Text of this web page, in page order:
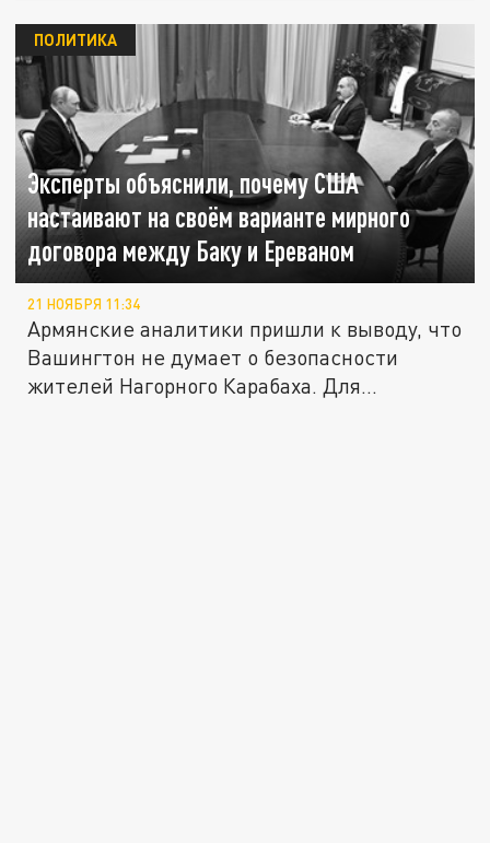
Эксперты объяснили, почему США
настаивают на своём варианте мирного
договора между Баку и Ереваном
ПОЛИТИКА
21 НОЯБРЯ 11:34
Армянские аналитики пришли к выводу, что
Вашингтон не думает о безопасности
жителей Нагорного Карабаха. Для...